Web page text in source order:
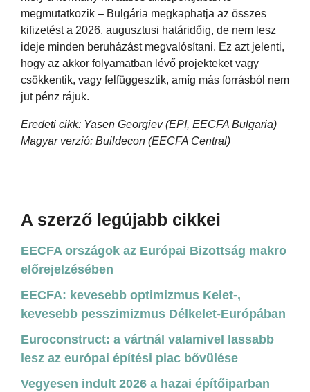
megmutatkozik – Bulgária megkaphatja az összes
kifizetést a 2026. augusztusi határidőig, de nem lesz
ideje minden beruházást megvalósítani. Ez azt jelenti,
hogy az akkor folyamatban lévő projekteket vagy
csökkentik, vagy felfüggesztik, amíg más forrásból nem
jut pénz rájuk.
Eredeti cikk: Yasen Georgiev (EPI, EECFA Bulgaria)
Magyar verzió: Buildecon (EECFA Central)
A szerző legújabb cikkei
EECFA országok az Európai Bizottság makro
előrejelzésében
EECFA: kevesebb optimizmus Kelet-,
kevesebb pesszimizmus Délkelet-Európában
Euroconstruct: a vártnál valamivel lassabb
lesz az európai építési piac bővülése
Vegyesen indult 2026 a hazai építőiparban